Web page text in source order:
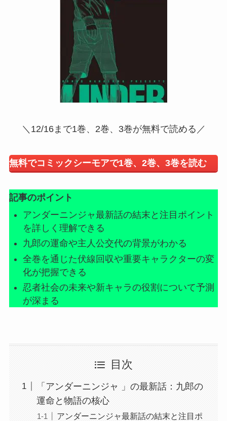
＼12/16まで1巻、2巻、3巻が無料で読める／
無料でコミックシーモアで1巻、2巻、3巻を読む
記事のポイント
アンダーニンジャ最新話の結末と注目ポイント
を詳しく理解できる
九郎の運命や主人公交代の背景がわかる
全巻を通じた伏線回収や重要キャラクターの変
化が把握できる
忍者社会の未来や新キャラの役割について予測
が深まる
目次
「アンダーニンジャ 」の最新話：九郎の
運命と物語の核心
アンダーニンジャ最新話の結末と注目ポ